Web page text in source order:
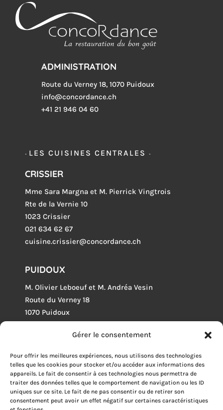
Gérer le consentement
Pour offrir les meilleures expériences, nous utilisons des technologies
telles que les cookies pour stocker et/ou accéder aux informations des
appareils. Le fait de consentir à ces technologies nous permettra de
traiter des données telles que le comportement de navigation ou les ID
uniques sur ce site. Le fait de ne pas consentir ou de retirer son
consentement peut avoir un effet négatif sur certaines caractéristiques
ADMINISTRATION
Route du Verney 18, 1070 Puidoux
info@concordance.ch
+41 21 946 04 60
-LES CUISINES CENTRALES-
CRISSIER
Mme Sara Margna et M. Pierrick Vingtrois
Rte de la Vernie 10
1023 Crissier
021 634 62 67
cuisine.crissier@concordance.ch
PUIDOUX
M. Olivier Leboeuf et M. Andréa Vesin
Route du Verney 18
1070 Puidoux
cuisine.puidoux@concordance.ch
LEYSIN
M. Cyrille Tillard
p.a. l’ODMER
Rue du Village 26